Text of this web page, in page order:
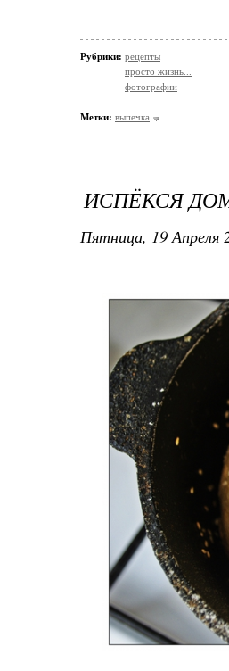
Рубрики: рецепты
просто жизнь...
фотографии
Метки: выпечка
ИСПЁКСЯ
Пятница, 19 Апреля